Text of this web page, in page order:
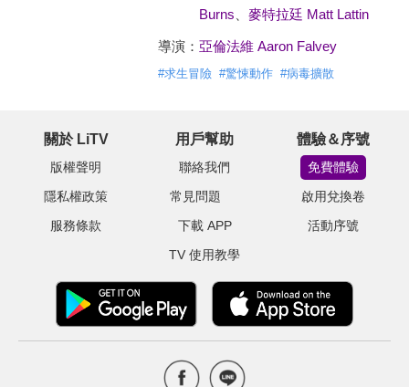
Burns
麥特拉廷 Matt Lattin
導演： 亞倫法維 Aaron Falvey
#求生冒險 #驚悚動作 #病毒擴散
關於 LiTV
版權聲明
隱私權政策
服務條款
用戶幫助
聯絡我們
常見問題
下載 APP
TV 使用教學
體驗＆序號
免費體驗
啟用兌換卷
活動序號